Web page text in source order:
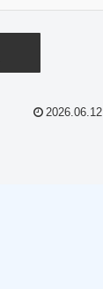
2026.06.12